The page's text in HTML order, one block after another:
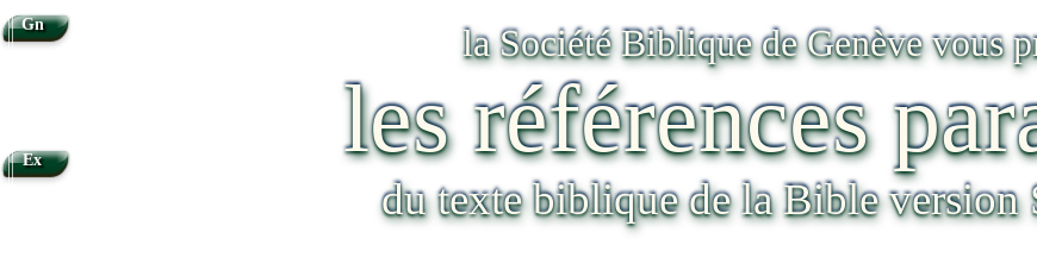
la Société Biblique de Genève vous
les références
du texte biblique de la Bible version
Gn
Ex